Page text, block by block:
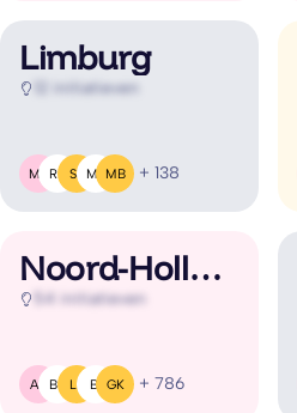
Limburg
12 initiatieven
MR RB SF MJ MB + 138
Noord-Holland
54 initiatieven
AR BG LB B( GK + 786